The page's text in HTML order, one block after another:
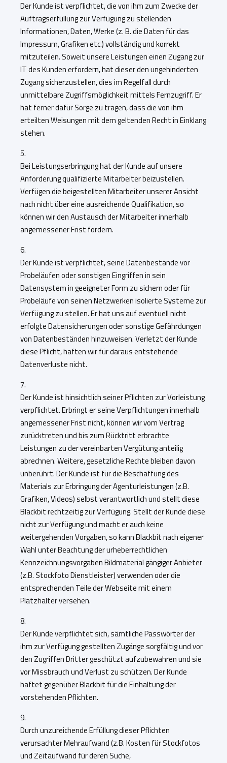
Der Kunde ist verpflichtet, die von ihm zum Zwecke der
Auftragserfüllung zur Verfügung zu stellenden
Informationen, Daten, Werke (z. B. die Daten für das
Impressum, Grafiken etc.) vollständig und korrekt
mitzuteilen. Soweit unsere Leistungen einen Zugang zur
IT des Kunden erfordern, hat dieser den ungehinderten
Zugang sicherzustellen, dies im Regelfall durch
unmittelbare Zugriffsmöglichkeit mittels Fernzugriff. Er
hat ferner dafür Sorge zu tragen, dass die von ihm
erteilten Weisungen mit dem geltenden Recht in Einklang
stehen.
5.
Bei Leistungserbringung hat der Kunde auf unsere
Anforderung qualifizierte Mitarbeiter beizustellen.
Verfügen die beigestellten Mitarbeiter unserer Ansicht
nach nicht über eine ausreichende Qualifikation, so
können wir den Austausch der Mitarbeiter innerhalb
angemessener Frist fordern.
6.
Der Kunde ist verpflichtet, seine Datenbestände vor
Probeläufen oder sonstigen Eingriffen in sein
Datensystem in geeigneter Form zu sichern oder für
Probeläufe von seinen Netzwerken isolierte Systeme zur
Verfügung zu stellen. Er hat uns auf eventuell nicht
erfolgte Datensicherungen oder sonstige Gefährdungen
von Datenbeständen hinzuweisen. Verletzt der Kunde
diese Pflicht, haften wir für daraus entstehende
Datenverluste nicht.
7.
Der Kunde ist hinsichtlich seiner Pflichten zur Vorleistung
verpflichtet. Erbringt er seine Verpflichtungen innerhalb
angemessener Frist nicht, können wir vom Vertrag
zurücktreten und bis zum Rücktritt erbrachte
Leistungen zu der vereinbarten Vergütung anteilig
abrechnen. Weitere, gesetzliche Rechte bleiben davon
unberührt. Der Kunde ist für die Beschaffung des
Materials zur Erbringung der Agenturleistungen (z.B.
Grafiken, Videos) selbst verantwortlich und stellt diese
Blackbit rechtzeitig zur Verfügung. Stellt der Kunde diese
nicht zur Verfügung und macht er auch keine
weitergehenden Vorgaben, so kann Blackbit nach eigener
Wahl unter Beachtung der urheberrechtlichen
Kennzeichnungsvorgaben Bildmaterial gängiger Anbieter
(z.B. Stockfoto Dienstleister) verwenden oder die
entsprechenden Teile der Webseite mit einem
Platzhalter versehen.
8.
Der Kunde verpflichtet sich, sämtliche Passwörter der
ihm zur Verfügung gestellten Zugänge sorgfältig und vor
den Zugriffen Dritter geschützt aufzubewahren und sie
vor Missbrauch und Verlust zu schützen. Der Kunde
haftet gegenüber Blackbit für die Einhaltung der
vorstehenden Pflichten.
9.
Durch unzureichende Erfüllung dieser Pflichten
verursachter Mehraufwand (z.B. Kosten für Stockfotos
und Zeitaufwand für deren Suche,